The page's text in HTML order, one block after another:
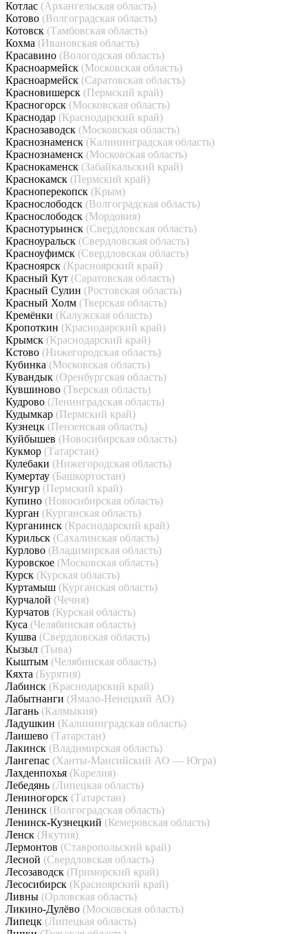
Котлас (Архангельская область)
Котово (Волгоградская область)
Котовск (Тамбовская область)
Кохма (Ивановская область)
Красавино (Вологодская область)
Красноармейск (Московская область)
Красноармейск (Саратовская область)
Красновишерск (Пермский край)
Красногорск (Московская область)
Краснодар (Краснодарский край)
Краснозаводск (Московская область)
Краснознаменск (Калининградская область)
Краснознаменск (Московская область)
Краснокаменск (Забайкальский край)
Краснокамск (Пермский край)
Красноперекопск (Крым)
Краснослободск (Волгоградская область)
Краснослободск (Мордовия)
Краснотурьинск (Свердловская область)
Красноуральск (Свердловская область)
Красноуфимск (Свердловская область)
Красноярск (Красноярский край)
Красный Кут (Саратовская область)
Красный Сулин (Ростовская область)
Красный Холм (Тверская область)
Кремёнки (Калужская область)
Кропоткин (Краснодарский край)
Крымск (Краснодарский край)
Кстово (Нижегородская область)
Кубинка (Московская область)
Кувандык (Оренбургская область)
Кувшиново (Тверская область)
Кудрово (Ленинградская область)
Кудымкар (Пермский край)
Кузнецк (Пензенская область)
Куйбышев (Новосибирская область)
Кукмор (Татарстан)
Кулебаки (Нижегородская область)
Кумертау (Башкортостан)
Кунгур (Пермский край)
Купино (Новосибирская область)
Курган (Курганская область)
Курганинск (Краснодарский край)
Курильск (Сахалинская область)
Курлово (Владимирская область)
Куровское (Московская область)
Курск (Курская область)
Куртамыш (Курганская область)
Курчалой (Чечня)
Курчатов (Курская область)
Куса (Челябинская область)
Кушва (Свердловская область)
Кызыл (Тыва)
Кыштым (Челябинская область)
Кяхта (Бурятия)
Лабинск (Краснодарский край)
Лабытнанги (Ямало-Ненецкий АО)
Лагань (Калмыкия)
Ладушкин (Калининградская область)
Лаишево (Татарстан)
Лакинск (Владимирская область)
Лангепас (Ханты-Мансийский АО — Югра)
Лахденпохья (Карелия)
Лебедянь (Липецкая область)
Лениногорск (Татарстан)
Ленинск (Волгоградская область)
Ленинск-Кузнецкий (Кемеровская область)
Ленск (Якутия)
Лермонтов (Ставропольский край)
Лесной (Свердловская область)
Лесозаводск (Приморский край)
Лесосибирск (Красноярский край)
Ливны (Орловская область)
Ликино-Дулёво (Московская область)
Липецк (Липецкая область)